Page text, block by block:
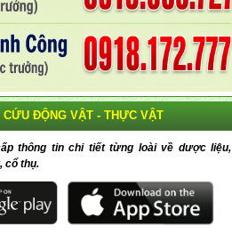
CỨU ĐỘNG VẬT - THỰC VẬT
thông tin chi tiết từng loài về dược liệu,
cổ thụ.